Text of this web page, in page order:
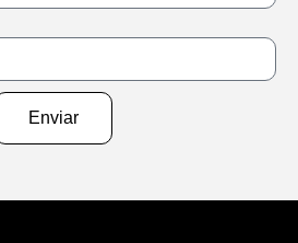
Enviar